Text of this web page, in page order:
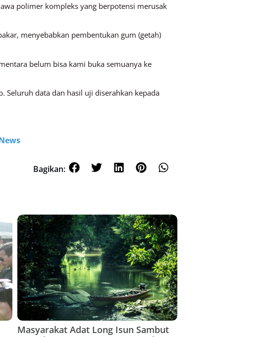
polimer kompleks yang berpotensi merusak
menyebabkan pembentukan gum (getah)
belum bisa kami buka semuanya ke
Seluruh data dan hasil uji diserahkan kepada
Bagikan:
Masyarakat Adat Long Isun Sambut